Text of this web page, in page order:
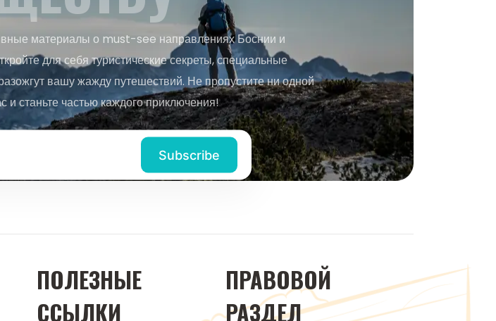
материалы о must-see направлениях Боснии и
для себя туристические секреты, специальные
вашу жажду путешествий. Не пропустите ни одной
и станьте частью каждого приключения!
ПОЛЕЗНЫЕ
ССЫЛКИ
ПРАВОВОЙ
РАЗДЕЛ